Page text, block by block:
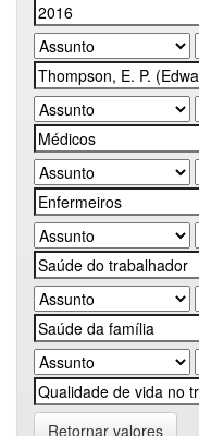
Retornar valores